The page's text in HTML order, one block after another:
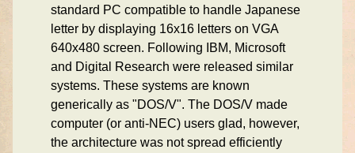
standard PC compatible to handle Japanese
letter by displaying 16x16 letters on VGA
640x480 screen. Following IBM, Microsoft
and Digital Research were released similar
systems. These systems are known
generically as "DOS/V". The DOS/V made
computer (or anti-NEC) users glad, however,
the architecture was not spread efficiently